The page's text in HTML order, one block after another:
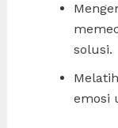
solusi.
emosi